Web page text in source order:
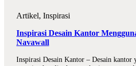
Artikel, Inspirasi
Inspirasi Desain Kantor
Navawall
Inspirasi Desain Kantor – Desain kantor